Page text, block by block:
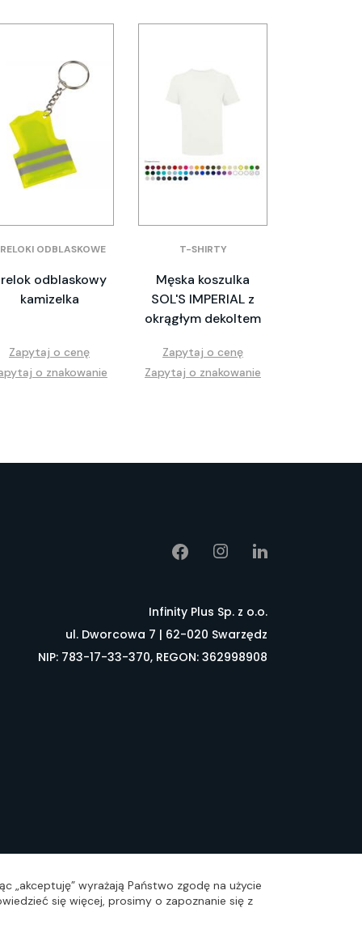
ODBLASKOWE
odblaskowy
kamizelka
Zapytaj o cenę
o znakowanie
T-SHIRTY
Męska koszulka
SOL'S IMPERIAL z
okrągłym dekoltem
Zapytaj o cenę
Zapytaj o znakowanie
Infinity Plus Sp. z o.o.
ul. Dworcowa 7 | 62-020 Swarzędz
NIP: 783-17-33-370, REGON: 362998908
„akceptuję” wyrażają Państwo zgodę na użycie
się więcej, prosimy o zapoznanie się z